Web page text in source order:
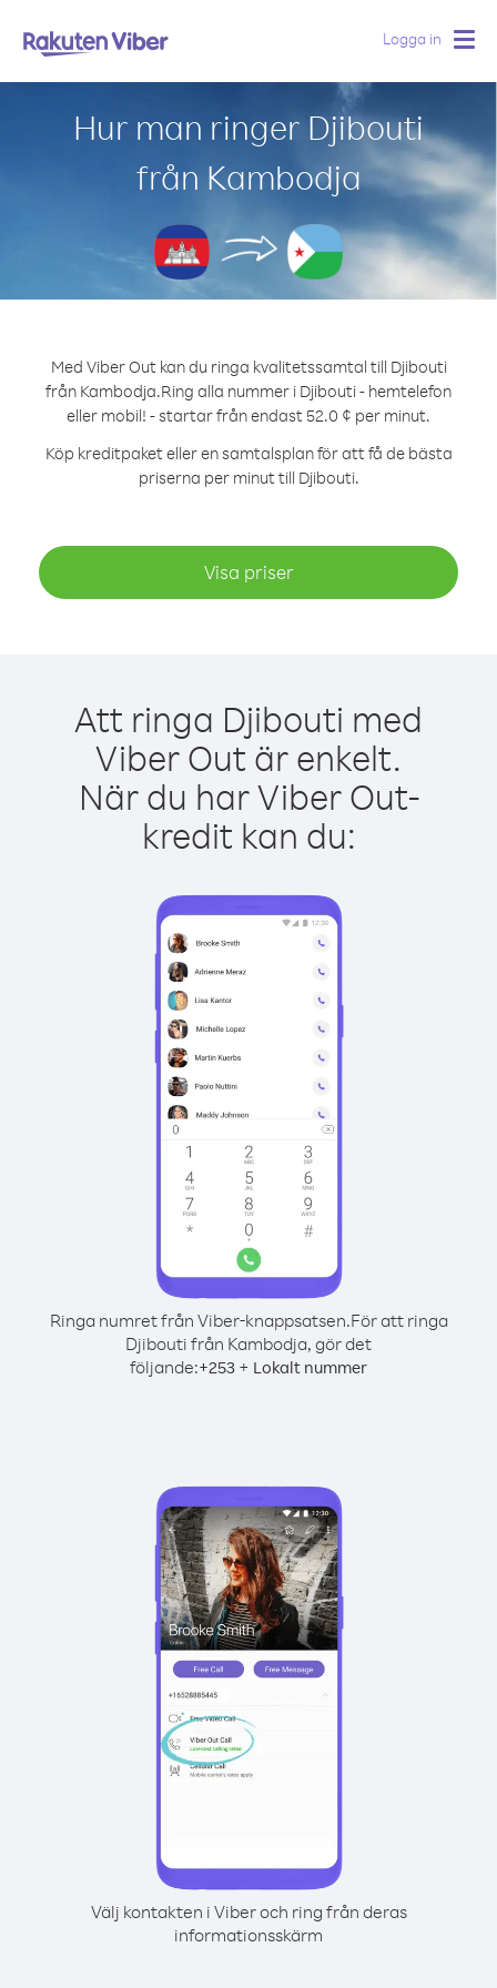
Logga in
Hur man ringer Djibouti
från Kambodja
Med Viber Out kan du ringa kvalitetssamtal till Djibouti
från Kambodja.Ring alla nummer i Djibouti - hemtelefon
eller mobil! - startar från endast 52.0 ¢ per minut.
Köp kreditpaket eller en samtalsplan för att få de bästa
priserna per minut till Djibouti.
Visa priser
Att ringa Djibouti med
Viber Out är enkelt.
När du har Viber Out-
kredit kan du:
Ringa numret från Viber-knappsatsen.För att ringa
Djibouti från Kambodja, gör det
följande:+253 + Lokalt nummer
Välj kontakten i Viber och ring från deras
informationsskärm